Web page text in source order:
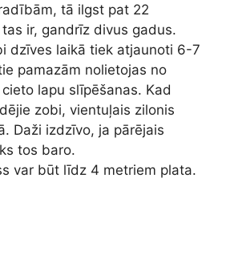
tā ilgst pat 22
ir, gandrīz divus gadus.
dzīves laikā tiek atjaunoti 6-7
pamazām nolietojas no
lapu slīpēšanas. Kad
zobi, vientuļais zilonis
Daži izdzīvo, ja pārējais
tos baro.
var būt līdz 4 metriem plata.